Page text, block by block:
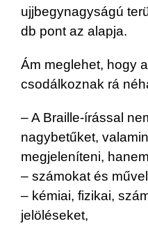
ujjbegynagyságú
db pont az alapja.
Ám meglehet, hogy
csodálkoznak rá
– A Braille-írással
nagybetűket,
megjeleníteni,
– számokat és
– kémiai, fizikai,
jelöléseket,